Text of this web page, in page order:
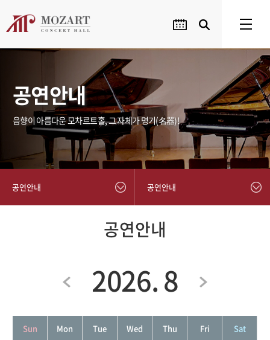
공연안내
음향이 아름다운 모차르트홀, 그 자체가 명기(名器)!
공연안내 공연안내
공연안내
2026. 8
Sun Mon Tue Wed Thu Fri
Sat